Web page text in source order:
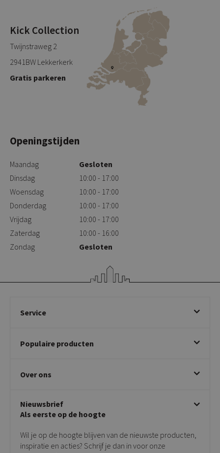
Kick Collection
Twijnstraweg 2
2941BW Lekkerkerk
Gratis parkeren
Openingstijden
Maandag
Gesloten
Dinsdag
10:00 - 17:00
Woensdag
10:00 - 17:00
Donderdag
10:00 - 17:00
Vrijdag
10:00 - 17:00
Zaterdag
10:00 - 16:00
Zondag
Gesloten
Service
Betalen & annuleren
Klachtafhandeling
Privacy policy
Populaire producten
Draaibare eetkamerstoelen
Taupe stoelen
Tuinstoelen
Bijzettafels
Over ons
Showroom
Contact
Onderhoudsproducten
Vloerbescherming
Nieuwsbrief
Als eerste op de hoogte
Wil je op de hoogte blijven van de nieuwste producten,
inspiratie en acties? Schrijf je dan in voor onze